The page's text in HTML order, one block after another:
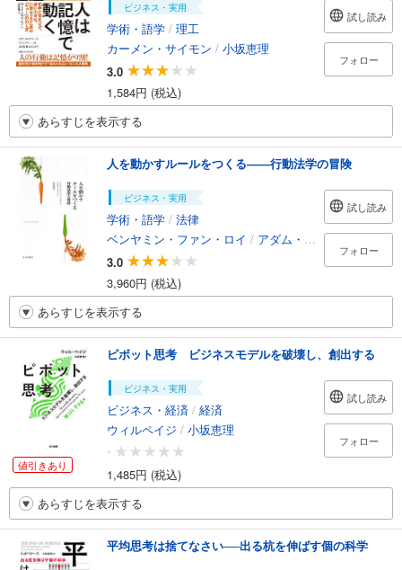
ビジネス・実用
学術・語学 / 理工
カーメン・サイモン / 小坂恵理
3.0
1,584円 (税込)
試し読み
フォロー
あらすじを表示する
人を動かすルールをつくる――行動法学の冒険
ビジネス・実用
学術・語学 / 法律
ベンヤミン・ファン・ロイ / アダム・ファイン /小坂恵
3.0
3,960円 (税込)
試し読み
フォロー
あらすじを表示する
値引きあり
ピボット思考 ビジネスモデルを破壊し、創出する
ビジネス・実用
ビジネス・経済 / 経済
ウィルペイジ / 小坂恵理
-
1,485円 (税込)
試し読み
フォロー
あらすじを表示する
平均思考は捨てなさい──出る杭を伸ばす個の科学